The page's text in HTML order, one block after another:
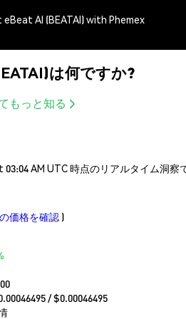
AI (BEATAI) with Phemex
は何ですか?
もっと知る
03:04 AM UTC 時点のリアルタイム洞
価格を確認 )
/ $0.00046495